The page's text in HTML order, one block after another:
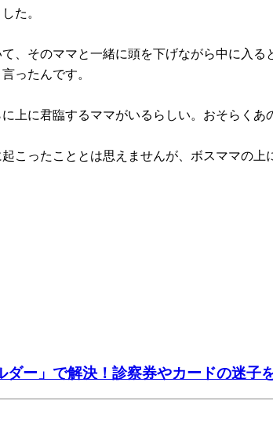
た。
、そのママと一緒に頭を下げながら中に入
ったんです。
上に君臨するママがいるらしい。おそらくあ
こったこととは思えませんが、ボスママの
ダー」で解決！診察券やカードの迷子